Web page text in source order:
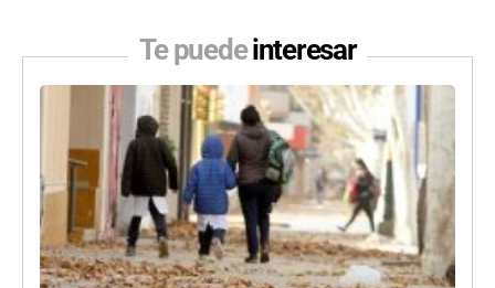
Te puedeinteresar